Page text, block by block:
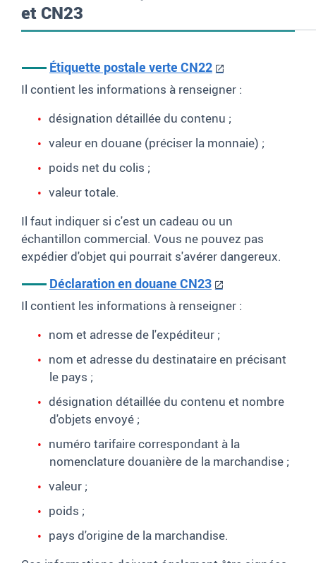
et CN23
Étiquette postale verte CN22
Il contient les informations à renseigner :
désignation détaillée du contenu ;
valeur en douane (préciser la monnaie) ;
poids net du colis ;
valeur totale.
Il faut indiquer si c'est un cadeau ou un
échantillon commercial. Vous ne pouvez pas
expédier d'objet qui pourrait s'avérer dangereux.
Déclaration en douane CN23
Il contient les informations à renseigner :
nom et adresse de l'expéditeur ;
nom et adresse du destinataire en précisant
le pays ;
désignation détaillée du contenu et nombre
d'objets envoyé ;
numéro tarifaire correspondant à la
nomenclature douanière de la marchandise ;
valeur ;
poids ;
pays d'origine de la marchandise.